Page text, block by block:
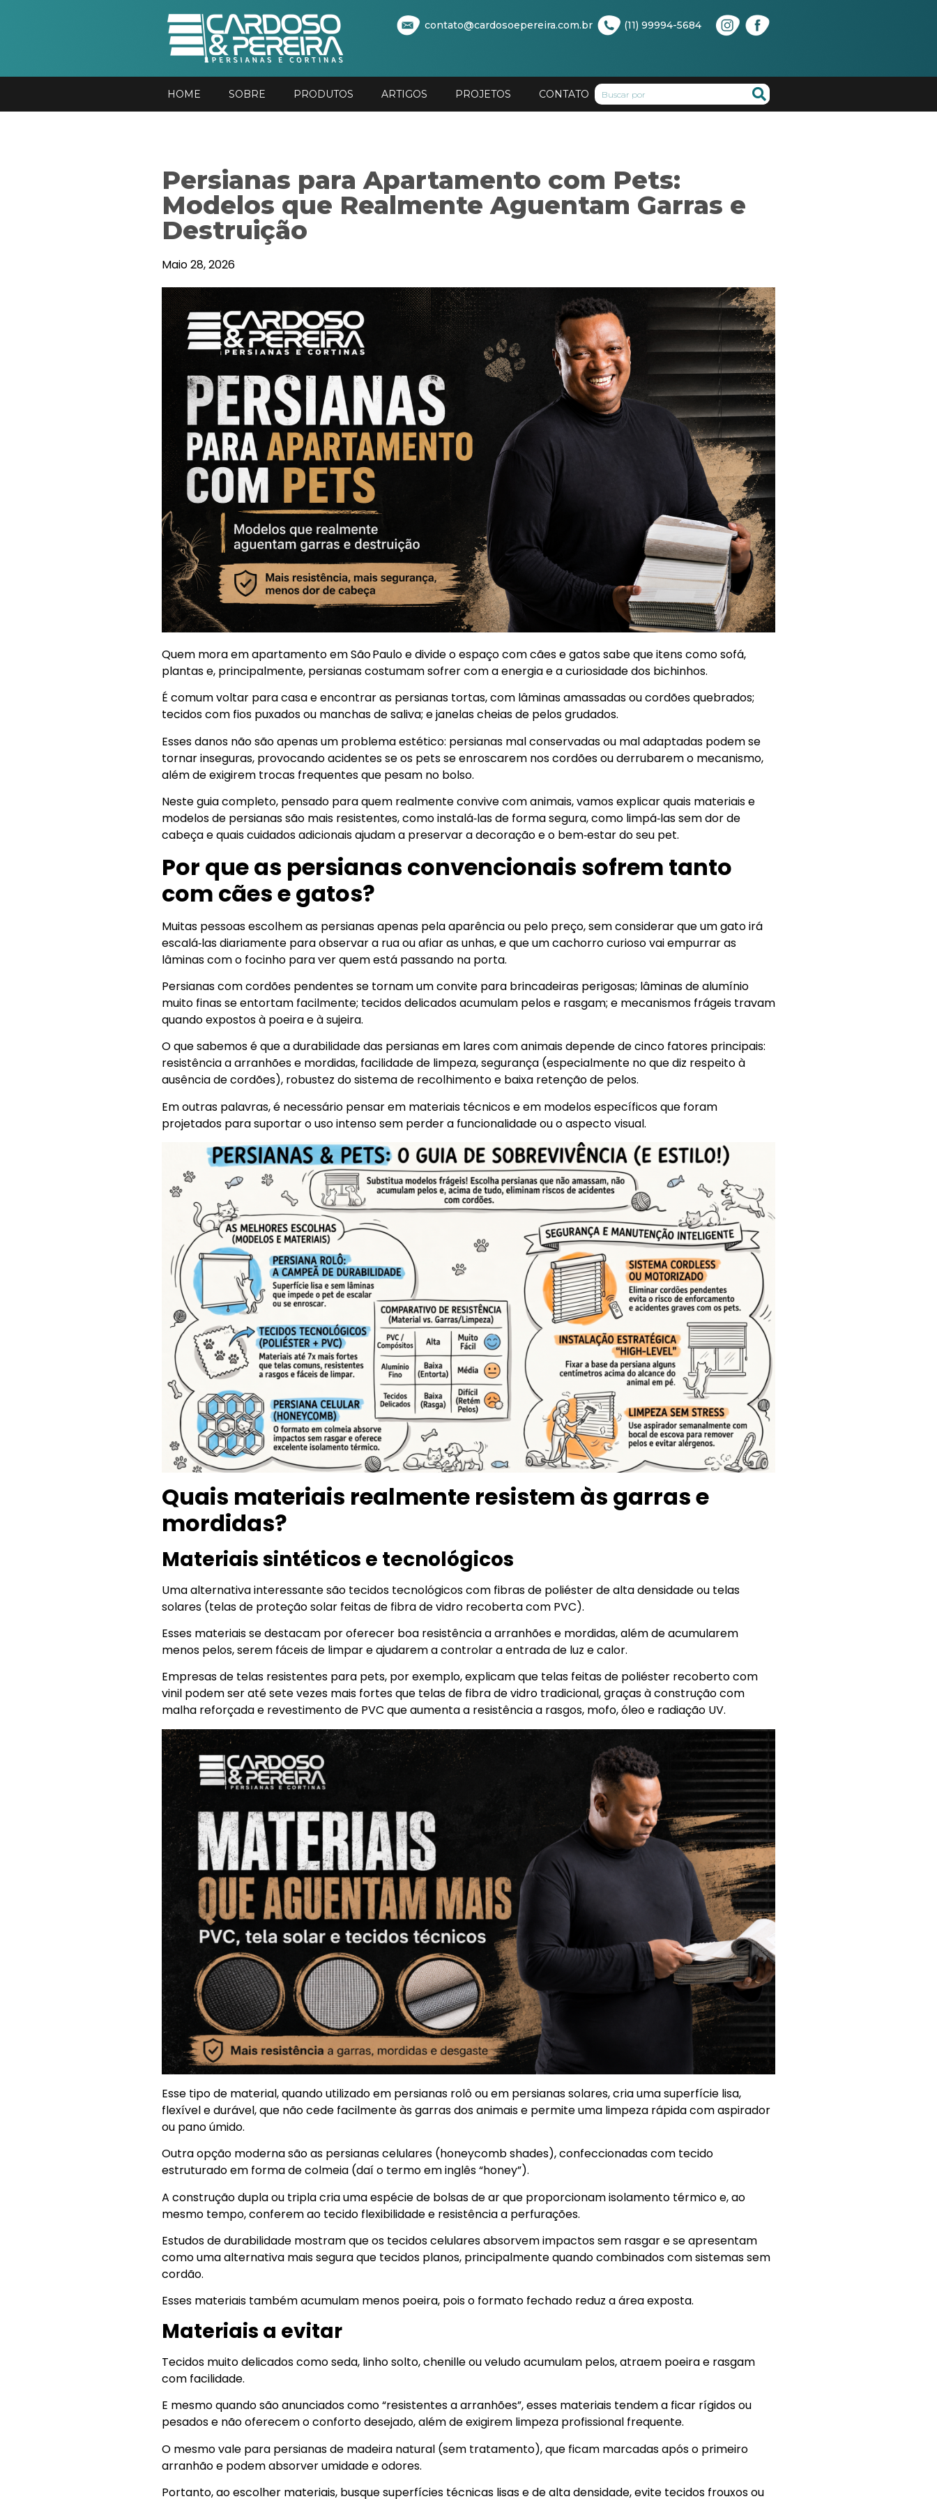
contato@cardosoepereira.com.br (11) 99994-5684
HOME SOBRE PRODUTOS ARTIGOS PROJETOS CONTATO
Persianas para Apartamento com Pets:
Modelos que Realmente Aguentam Garras e
Destruição
Maio 28, 2026
Quem mora em apartamento em São Paulo e divide o espaço com cães e gatos sabe que itens como sofá,
plantas e, principalmente, persianas costumam sofrer com a energia e a curiosidade dos bichinhos.
É comum voltar para casa e encontrar as persianas tortas, com lâminas amassadas ou cordões quebrados;
tecidos com fios puxados ou manchas de saliva; e janelas cheias de pelos grudados.
Esses danos não são apenas um problema estético: persianas mal conservadas ou mal adaptadas podem se
tornar inseguras, provocando acidentes se os pets se enroscarem nos cordões ou derrubarem o mecanismo,
além de exigirem trocas frequentes que pesam no bolso.
Neste guia completo, pensado para quem realmente convive com animais, vamos explicar quais materiais e
modelos de persianas são mais resistentes, como instalá‑las de forma segura, como limpá‑las sem dor de
cabeça e quais cuidados adicionais ajudam a preservar a decoração e o bem‑estar do seu pet.
Por que as persianas convencionais sofrem tanto
com cães e gatos?
Muitas pessoas escolhem as persianas apenas pela aparência ou pelo preço, sem considerar que um gato irá
escalá‑las diariamente para observar a rua ou afiar as unhas, e que um cachorro curioso vai empurrar as
lâminas com o focinho para ver quem está passando na porta.
Persianas com cordões pendentes se tornam um convite para brincadeiras perigosas; lâminas de alumínio
muito finas se entortam facilmente; tecidos delicados acumulam pelos e rasgam; e mecanismos frágeis travam
quando expostos à poeira e à sujeira.
O que sabemos é que a durabilidade das persianas em lares com animais depende de cinco fatores principais:
resistência a arranhões e mordidas, facilidade de limpeza, segurança (especialmente no que diz respeito à
ausência de cordões), robustez do sistema de recolhimento e baixa retenção de pelos.
Em outras palavras, é necessário pensar em materiais técnicos e em modelos específicos que foram
projetados para suportar o uso intenso sem perder a funcionalidade ou o aspecto visual.
Quais materiais realmente resistem às garras e
mordidas?
Materiais sintéticos e tecnológicos
Uma alternativa interessante são tecidos tecnológicos com fibras de poliéster de alta densidade ou telas
solares (telas de proteção solar feitas de fibra de vidro recoberta com PVC).
Esses materiais se destacam por oferecer boa resistência a arranhões e mordidas, além de acumularem
menos pelos, serem fáceis de limpar e ajudarem a controlar a entrada de luz e calor.
Empresas de telas resistentes para pets, por exemplo, explicam que telas feitas de poliéster recoberto com
vinil podem ser até sete vezes mais fortes que telas de fibra de vidro tradicional, graças à construção com
malha reforçada e revestimento de PVC que aumenta a resistência a rasgos, mofo, óleo e radiação UV.
Esse tipo de material, quando utilizado em persianas rolô ou em persianas solares, cria uma superfície lisa,
flexível e durável, que não cede facilmente às garras dos animais e permite uma limpeza rápida com aspirador
ou pano úmido.
Outra opção moderna são as persianas celulares (honeycomb shades), confeccionadas com tecido
estruturado em forma de colmeia (daí o termo em inglês “honey”).
A construção dupla ou tripla cria uma espécie de bolsas de ar que proporcionam isolamento térmico e, ao
mesmo tempo, conferem ao tecido flexibilidade e resistência a perfurações.
Estudos de durabilidade mostram que os tecidos celulares absorvem impactos sem rasgar e se apresentam
como uma alternativa mais segura que tecidos planos, principalmente quando combinados com sistemas sem
cordão.
Esses materiais também acumulam menos poeira, pois o formato fechado reduz a área exposta.
Materiais a evitar
Tecidos muito delicados como seda, linho solto, chenille ou veludo acumulam pelos, atraem poeira e rasgam
com facilidade.
E mesmo quando são anunciados como “resistentes a arranhões”, esses materiais tendem a ficar rígidos ou
pesados e não oferecem o conforto desejado, além de exigirem limpeza profissional frequente.
O mesmo vale para persianas de madeira natural (sem tratamento), que ficam marcadas após o primeiro
arranhão e podem absorver umidade e odores.
Portanto, ao escolher materiais, busque superfícies técnicas lisas e de alta densidade, evite tecidos frouxos ou